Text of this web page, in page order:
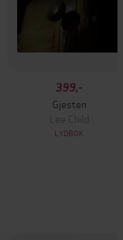
399,-
Gjesten
Lee Child
LYDBOK